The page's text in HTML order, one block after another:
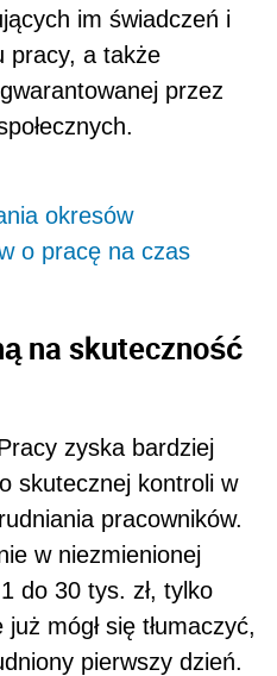
im świadczeń i
pracy, a także
przez
okresów
o pracę na czas
na skuteczność
zyska bardziej
skutecznej kontroli w
pracowników.
w niezmienionej
do 30 tys. zł, tylko
mógł się tłumaczyć,
pierwszy dzień.